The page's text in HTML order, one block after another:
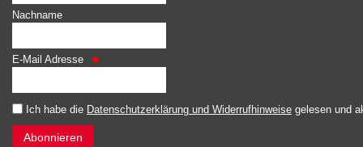
Nachname
E-Mail Adresse
Ich habe die Datenschutzerklärung und Widerrufhinweise gelesen und